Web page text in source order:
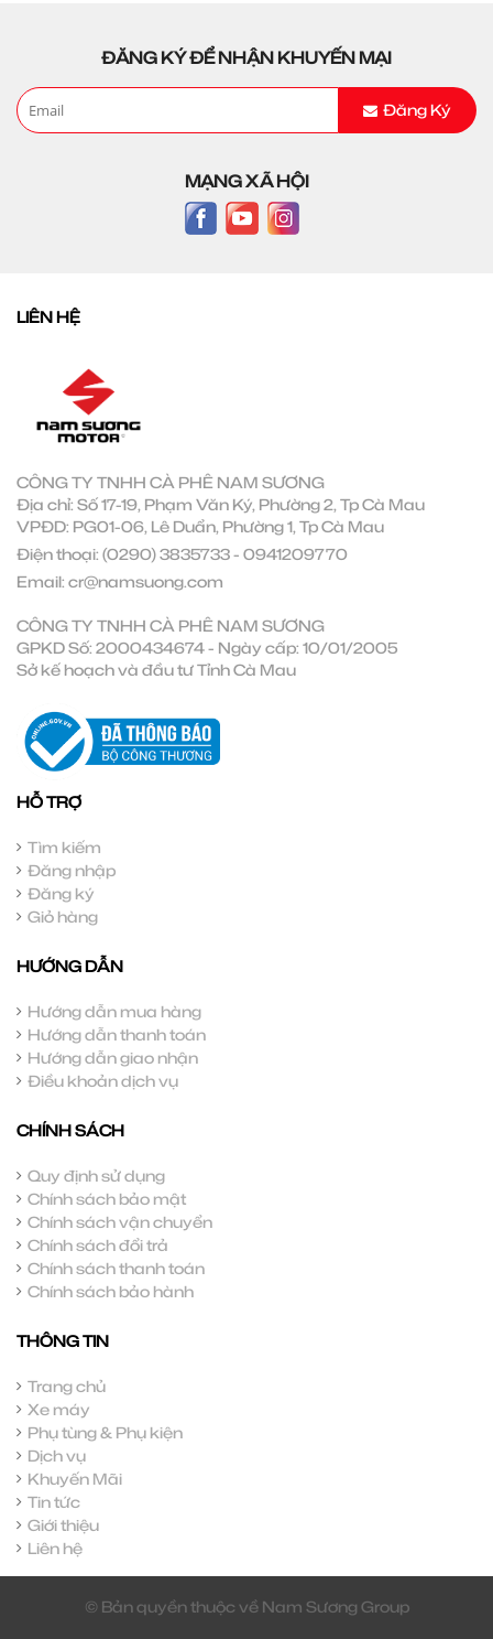
ĐĂNG KÝ ĐỂ NHẬN KHUYẾN MẠI
Đăng Ký
MẠNG XÃ HỘI
LIÊN HỆ
CÔNG TY TNHH CÀ PHÊ NAM SƯƠNG
Địa chỉ: Số 17-19, Phạm Văn Ký, Phường 2, Tp Cà Mau
VPĐD: PG01-06, Lê Duẩn, Phường 1, Tp Cà Mau
Điện thoại: (0290) 3835733- 0941209770
Email: cr@namsuong.com
CÔNG TY TNHH CÀ PHÊ NAM SƯƠNG
GPKD Số: 2000434674 - Ngày cấp: 10/01/2005
Sở kế hoạch và đầu tư Tỉnh Cà Mau
HỖ TRỢ
Tìm kiếm
Đăng nhập
Đăng ký
Giỏ hàng
HƯỚNG DẪN
Hướng dẫn mua hàng
Hướng dẫn thanh toán
Hướng dẫn giao nhận
Điều khoản dịch vụ
CHÍNH SÁCH
Quy định sử dụng
Chính sách bảo mật
Chính sách vận chuyển
Chính sách đổi trả
Chính sách thanh toán
Chính sách bảo hành
THÔNG TIN
Trang chủ
Xe máy
Phụ tùng & Phụ kiện
Dịch vụ
Khuyến Mãi
Tin tức
Giới thiệu
Liên hệ
© Bản quyền thuộc về Nam Sương Group